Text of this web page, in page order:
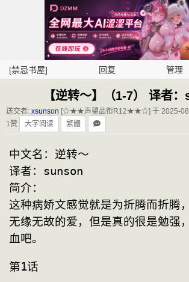
[禁忌书屋] 回复 管理
【逆转～】（1-7） 译者
送交者: xsunson [☆★★声望品衔R12★★☆] 于 2025-
1赞
大字阅读 繁體
中文名：逆转～
译者：sunson
简介：
这种病娇文感觉就是为折腾而折腾
无缘无故的爱，但是真的很是勉强
血吧。
第1话